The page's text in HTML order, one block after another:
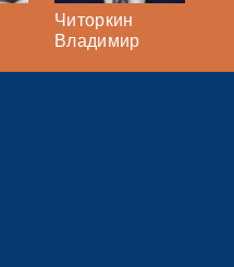
Читоркин
Владимир